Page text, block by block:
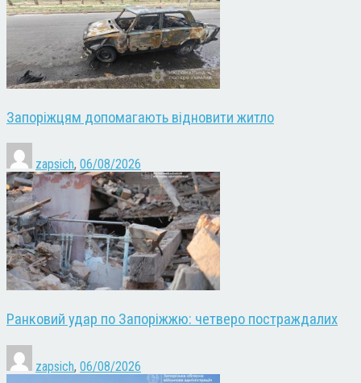
Запоріжцям допомагають відновити житло
zapsich, 06/08/2026
Ранковий удар по Запоріжжю: четверо постраждалих
zapsich, 06/08/2026